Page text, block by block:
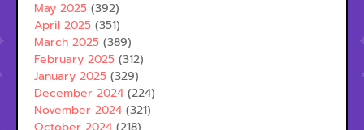
May 2025 (392)
April 2025 (351)
March 2025 (389)
February 2025 (312)
January 2025 (329)
December 2024 (224)
November 2024 (321)